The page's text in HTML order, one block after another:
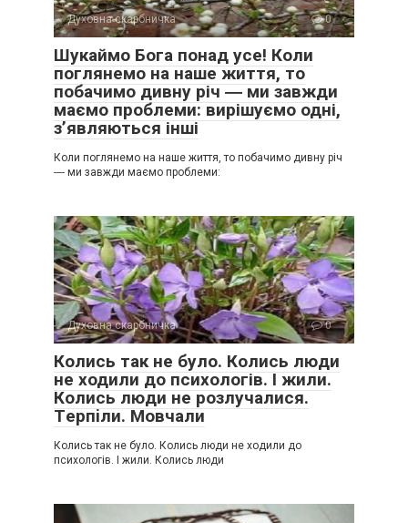
Духовна скарбничка 0
Шукаймо Бога понад усе! Коли
поглянемо на наше життя, то
побачимо дивну річ ― ми завжди
маємо проблеми: вирішуємо одні,
з’являються інші
Коли поглянемо на наше життя, то побачимо дивну річ
― ми завжди маємо проблеми:
Духовна скарбничка 0
Колись так не було. Колись люди
не ходили до психологів. І жили.
Колись люди не розлучалися.
Тepпiли. Мовчали
Колись так не було. Колись люди не ходили до
психологів. І жили. Колись люди